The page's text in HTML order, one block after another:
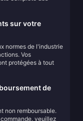
sur votre
normes de l'industrie
Vos
protégées à tout
de
non remboursable.
veuillez